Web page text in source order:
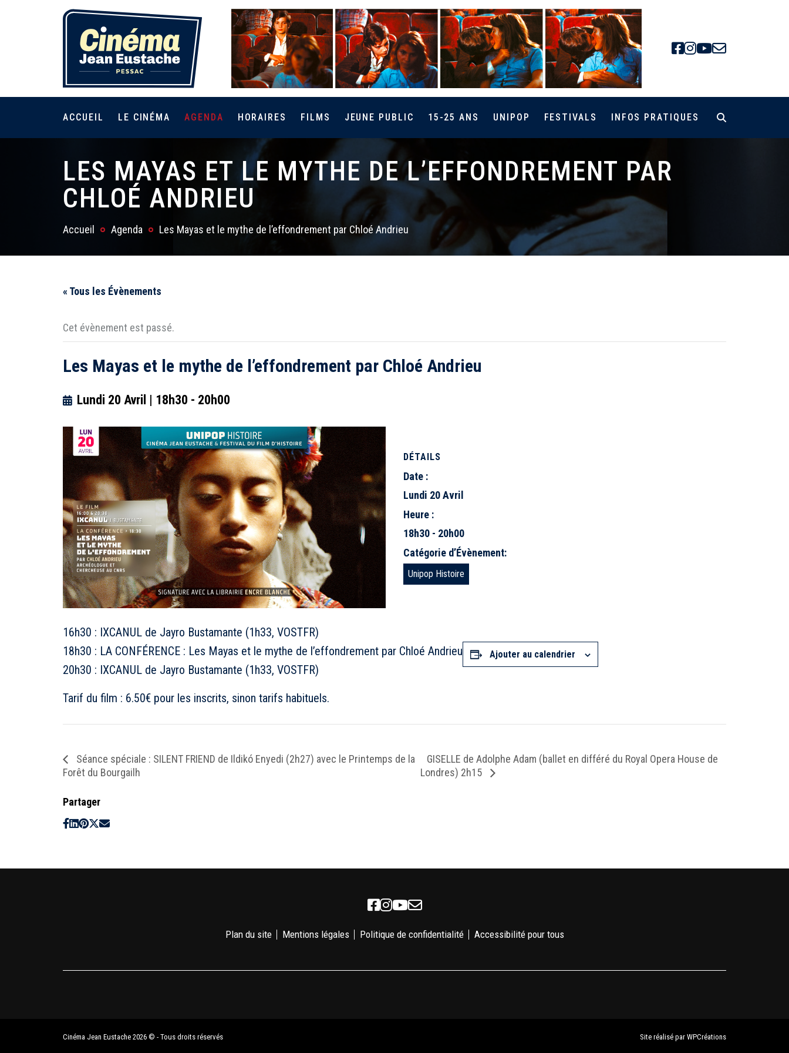
Facebook
Instagram
Youtube
ACCUEIL LE CINÉMA AGENDA HORAIRES FILMS JEUNE PUBLIC 15-25 ANS UNIPOP FESTIVALS INFOS PRATIQUES
LES MAYAS ET LE MYTHE DE L’EFFONDREMENT PAR
CHLOÉ ANDRIEU
Accueil Agenda Les Mayas et le mythe de l’effondrement par Chloé Andrieu
« Tous les Évènements
Cet évènement est passé.
Les Mayas et le mythe de l’effondrement par Chloé Andrieu
Lundi 20 Avril | 18h30 - 20h00
DÉTAILS
Date :
Lundi 20 Avril
Heure :
18h30 - 20h00
Catégorie d’Évènement:
Unipop Histoire
16h30 : IXCANUL de Jayro Bustamante (1h33, VOSTFR)
18h30 : LA CONFÉRENCE : Les Mayas et le mythe de l’effondrement par Chloé Andrieu
20h30 : IXCANUL de Jayro Bustamante (1h33, VOSTFR)
Tarif du film : 6.50€ pour les inscrits, sinon tarifs habituels.
Ajouter au calendrier
Séance spéciale : SILENT FRIEND de Ildikó Enyedi (2h27) avec le Printemps de la
Forêt du Bourgailh
GISELLE de Adolphe Adam (ballet en différé du Royal Opera House de
Londres) 2h15
Partager
Facebook
Instagram
Youtube
Newsletter
Plan du site Mentions légales Politique de confidentialité Accessibilité pour tous
Cinéma Jean Eustache 2026 © - Tous droits réservés Site réalisé par WPCréations